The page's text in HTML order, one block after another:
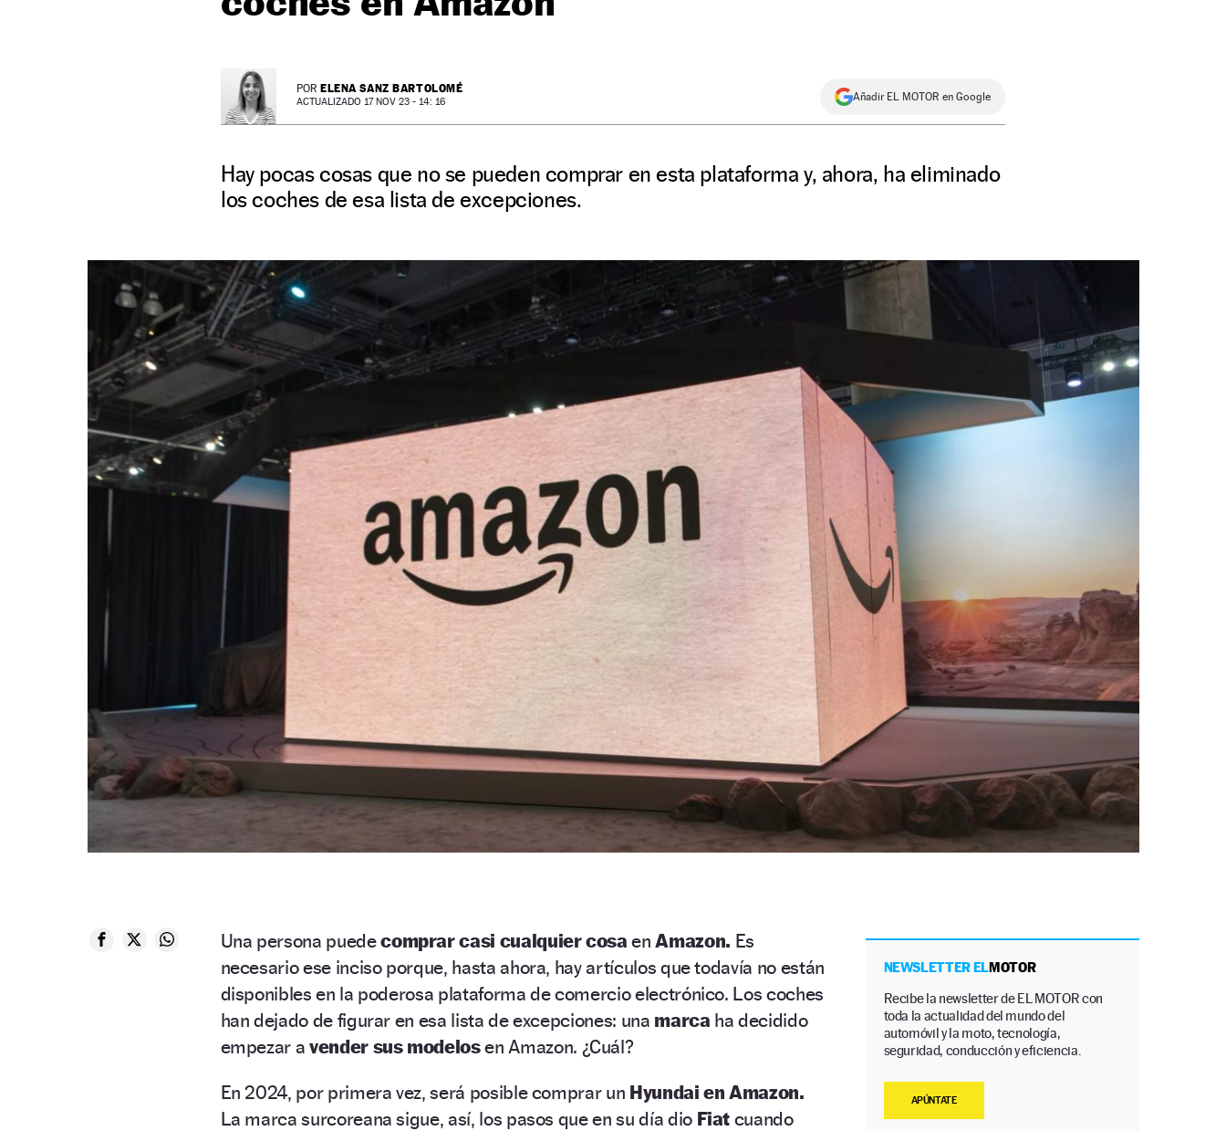
POR ELENA SANZ BARTOLOMÉ
ACTUALIZADO 17 NOV 23 - 14: 16 Añadir EL MOTOR en Google
Hay pocas cosas que no se pueden comprar en esta plataforma y, ahora, ha eliminado
los coches de esa lista de excepciones.
Una persona puedecomprar casi cualquier cosaenAmazon. Es
necesario ese inciso porque, hasta ahora, hay artículos que todavía no están
disponibles en la poderosa plataforma de comercio electrónico. Los coches
han dejado de figurar en esa lista de excepciones: una marca ha decidido
empezar a vender sus modelosen Amazon. ¿Cuál?
En 2024, por primera vez, será posible comprar un Hyundai en Amazon.
La marca surcoreana sigue, así, los pasos que en su día dio Fiat cuando
NEWSLETTER ELMOTOR
Recibe la newsletter de EL MOTOR con
toda la actualidad del mundo del
automóvil y la moto, tecnología,
seguridad, conducción y eficiencia.
APÚNTATE